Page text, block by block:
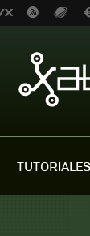
TUTORIALES